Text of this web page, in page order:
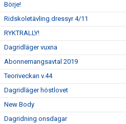
Börje!
Ridskoletävling dressyr 4/11
RYKTRALLY!
Dagridläger vuxna
Abonnemangsavtal 2019
Teoriveckan v.44
Dagridläger höstlovet
New Body
Dagridning onsdagar